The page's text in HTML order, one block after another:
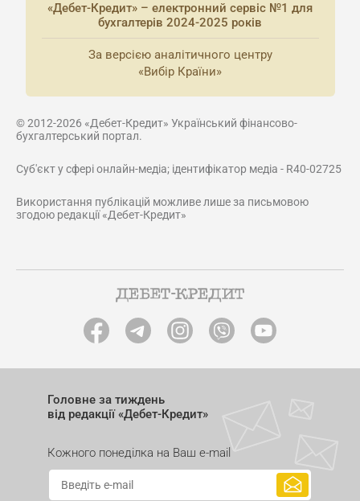
«Дебет-Кредит» – електронний сервіс №1 для
бухгалтерів 2024-2025 років
За версією аналітичного центру
«Вибір Країни»
© 2012-2026 «Дебет-Кредит» Український фінансово-
бухгалтерський портал.
Суб'єкт у сфері онлайн-медіа; ідентифікатор медіа - R40-02725
Використання публікацій можливе лише за письмовою
згодою редакції «Дебет-Кредит»
Головне за тиждень
від редакції «Дебет-Кредит»
Кожного понеділка на Ваш e-mail